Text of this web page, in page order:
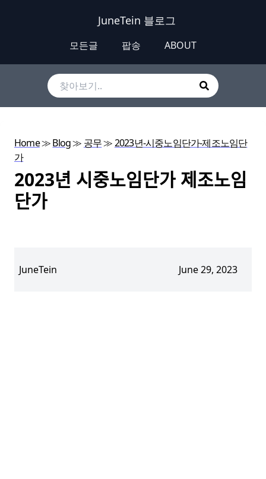
JuneTein 블로그
모든글 팝송 ABOUT
Home≫Blog≫ 공무≫2023년-시중노임단가-제조노임단
가
2023년 시중노임단가 제조노임
단가
JuneTein June 29, 2023